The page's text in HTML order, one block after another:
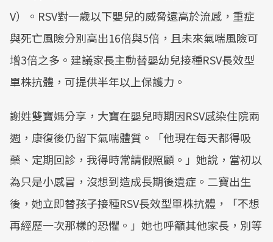
V）。RSV對一歲以下嬰兒的威脅遠高於流感，重症
與死亡風險分別高出16倍與5倍，且未來氣喘風險可
增3倍之多。建議家長主動替嬰幼兒接種RSV長效型
單株抗體，可提供半年以上保護力。
謝姓雙寶媽分享，大寶在嬰兒時期因RSV感染住院兩
週，康復後仍留下氣喘體質。「他現在每天都得吸
藥、定期回診，我得時常請假照顧。」她說，當初以
為只是小感冒，沒想到造成長期後遺症。二寶出生
後，她立即替孩子接種RSV長效型單株抗體，「不想
再經歷一次那樣的恐懼。」她也呼籲其他家長，別等